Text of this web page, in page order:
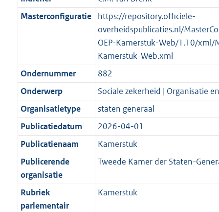
Masterconfiguratie
https://repository.officiele-
overheidspublicaties.nl/
OEP-Kamerstuk-Web/1.10/xml/
Kamerstuk-Web.xml
Ondernummer
882
Onderwerp
Sociale zekerheid | Organisatie
Organisatietype
staten generaal
Publicatiedatum
2026-04-01
Publicatienaam
Kamerstuk
Publicerende
organisatie
Tweede Kamer der Staten-
Rubriek
parlementair
Kamerstuk